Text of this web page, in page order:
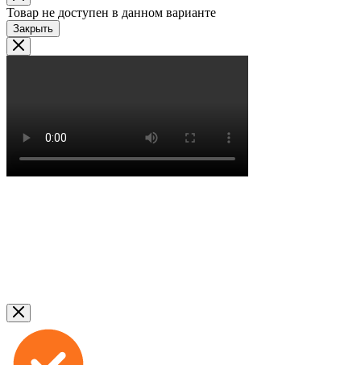
Товар не доступен в данном варианте
Закрыть